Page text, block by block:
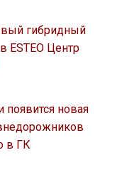
гибридный
ESTEO Центр
появится новая
в ГК